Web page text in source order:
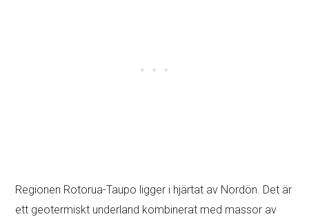
Regionen Rotorua-Taupo ligger i hjärtat av Nordön. Det är
ett geotermiskt underland kombinerat med massor av